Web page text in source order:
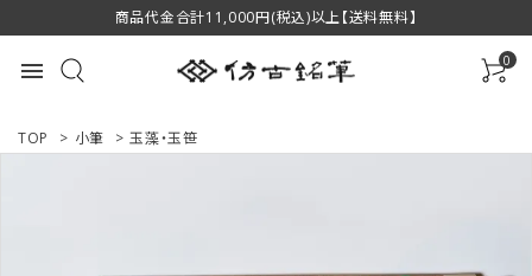
商品代金合計11,000円(税込)以上【送料無料】
menu 0
TOP > 小筆 > 玉藻・玉笹